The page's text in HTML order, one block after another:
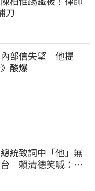
刀
部信失望　他提
酸爆
統致詞中「他」無
賴清德笑喊：卸